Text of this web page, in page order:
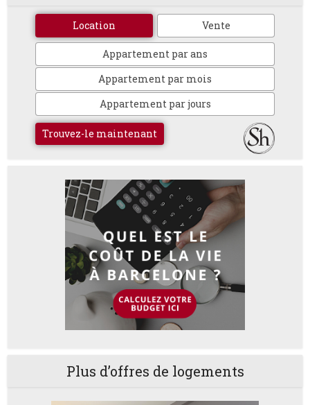
Location Vente
Appartement par ans
Appartement par mois
Appartement par jours
Trouvez-le maintenant
Plus d’offres de logements